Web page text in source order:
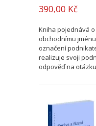
390,00 Kč
Kniha pojednává
obchodnímu
označení
realizuje svoji
odpověď na